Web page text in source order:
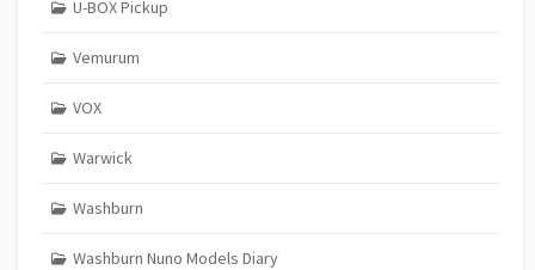
U-BOX Pickup
Vemurum
VOX
Warwick
Washburn
Washburn Nuno Models Diary